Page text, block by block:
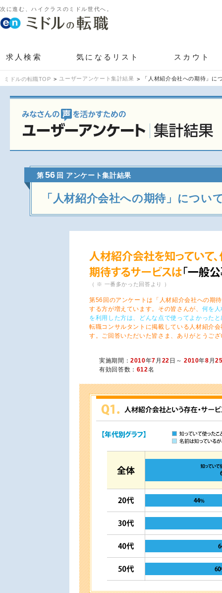
次に進む、ハイクラスのミドル世代へ。
求人検索 気になるリスト スカウト
ミドルの転職TOP ユーザーアンケート集計結果 「人材紹介会社への期待」に
第56 回 アンケート集計結果
「人材紹介会社への期待」につい
（ ※ 一番多かった回答より ）
第56回のアンケートは「人材紹介会社への期
する方が増えています。その皆さんが、 何を
を利用した方は、どんな点で使ってよかった
転職コンサルタントに掲載している人材紹介
す。ご回答いただいた皆さま、ありがとうご
実施期間：2010年7 月 22 日～ 2010年8 月
有効回答数： 612名